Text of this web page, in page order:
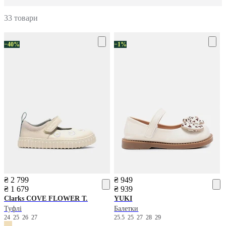
33 товари
−40%
₴ 2 799
₴ 1 679
Clarks COVE FLOWER T.
Туфлі
24 25 26 27
−1%
₴ 949
₴ 939
YUKI
Балетки
25.525272829